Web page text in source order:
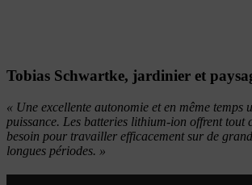
Tobias Schwartke, jardinier et
« Une excellente autonomie et en même temps
puissance. Les batteries lithium-ion offrent tout
besoin pour travailler efficacement sur de
longues périodes. »